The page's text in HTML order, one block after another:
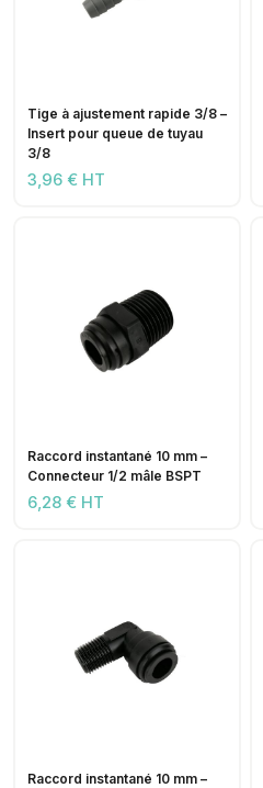
Tige à ajustement rapide 3/8 –
Insert pour queue de tuyau
3/8
3,96 € HT
Raccord instantané 10 mm –
Connecteur 1/2 mâle BSPT
6,28 € HT
Raccord instantané 10 mm –